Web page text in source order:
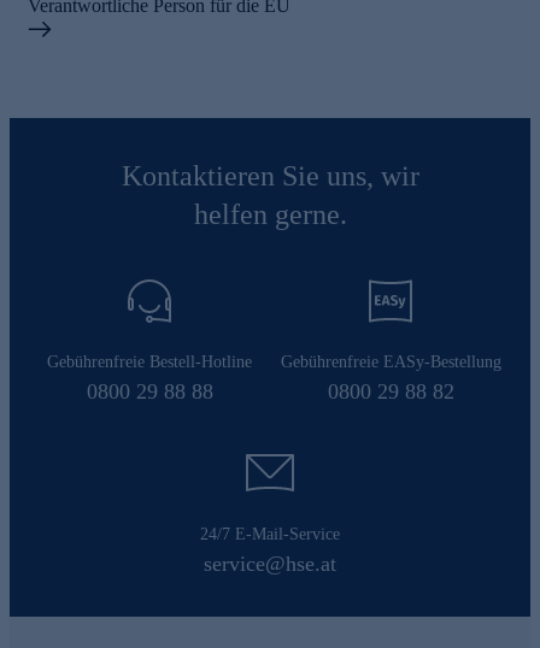
Verantwortliche Person für die EU
Kontaktieren Sie uns, wir
helfen gerne.
Gebührenfreie Bestell-Hotline
0800 29 88 88
Gebührenfreie EASy-Bestellung
0800 29 88 82
24/7 E-Mail-Service
service@hse.at